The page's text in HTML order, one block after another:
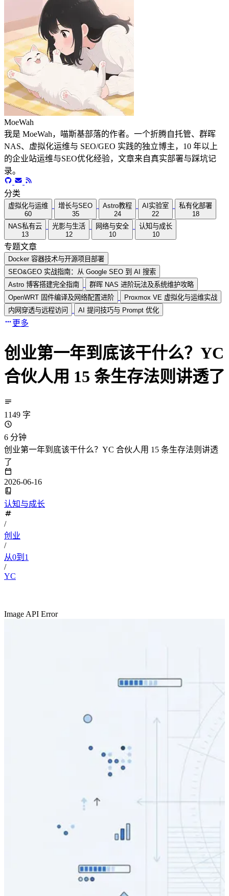
MoeWah
我是 MoeWah，喵斯基部落的作者。一个折腾自托管、群晖
NAS、虚拟化运维与 SEO/GEO 实践的独立博主，10 年以上
的企业站运维与SEO优化经验，文章来自真实部署与踩坑记
录。
分类
虚拟化与运维
60
增长与SEO
35
Astro教程
24
AI实验室
22
私有化部署
18
NAS私有云
13
光影与生活
12
网络与安全
10
认知与成长
10
专题文章
Docker 容器技术与开源项目部署
SEO&GEO 实战指南：从 Google SEO 到 AI 搜索
Astro 博客搭建完全指南
群晖 NAS 进阶玩法及系统维护攻略
OpenWRT 固件编译及网络配置进阶
Proxmox VE 虚拟化与运维实战
内网穿透与远程访问
AI 提问技巧与 Prompt 优化
更多
创业第一年到底该干什么？YC
合伙人用 15 条生存法则讲透了
1149 字
6 分钟
创业第一年到底该干什么？YC 合伙人用 15 条生存法则讲透
了
2026-06-16
认知与成长
/
创业
/
从0到1
/
YC
Image API Error